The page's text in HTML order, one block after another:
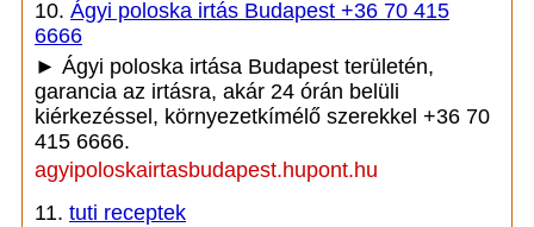
10. Ágyi poloska irtás Budapest +36 70 415
6666
► Ágyi poloska irtása Budapest területén,
garancia az irtásra, akár 24 órán belüli
kiérkezéssel, környezetkímélő szerekkel +36 70
415 6666.
agyipoloskairtasbudapest.hupont.hu
11. tuti receptek